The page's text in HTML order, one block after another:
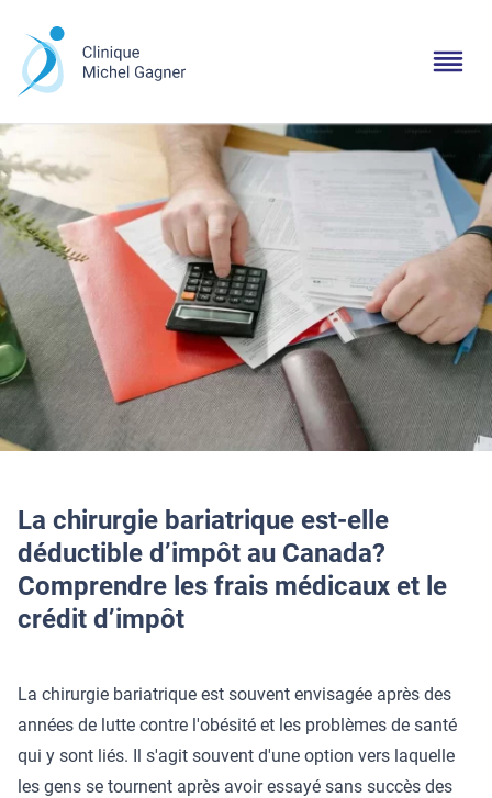
La chirurgie bariatrique est-elle
déductible d’impôt au Canada?
Comprendre les frais médicaux et le
crédit d’impôt
La chirurgie bariatrique est souvent envisagée après des
années de lutte contre l'obésité et les problèmes de santé
qui y sont liés. Il s'agit souvent d'une option vers laquelle
les gens se tournent après avoir essayé sans succès des